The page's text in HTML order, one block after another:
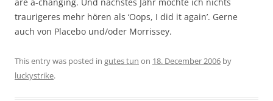
traurigeres mehr hören als ‘Oops, I did it again’. Gerne
auch von Placebo und/oder Morrissey.
This entry was posted in gutes tun on 18. December 2006 by
luckystrike.